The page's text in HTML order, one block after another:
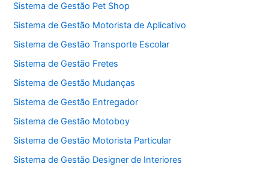
Sistema de Gestão Pet Shop
Sistema de Gestão Motorista de Aplicativo
Sistema de Gestão Transporte Escolar
Sistema de Gestão Fretes
Sistema de Gestão Mudanças
Sistema de Gestão Entregador
Sistema de Gestão Motoboy
Sistema de Gestão Motorista Particular
Sistema de Gestão Designer de Interiores